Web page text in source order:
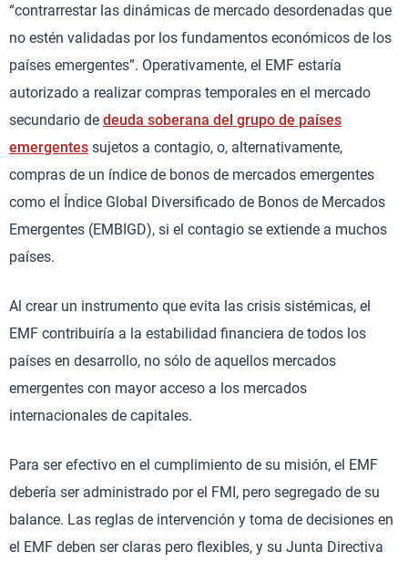
“contrarrestar las dinámicas de mercado desordenadas que
no estén validadas por los fundamentos económicos de los
países emergentes”. Operativamente, el EMF estaría
autorizado a realizar compras temporales en el mercado
secundario de deuda soberana del grupo de países
emergentes sujetos a contagio, o, alternativamente,
compras de un índice de bonos de mercados emergentes
como el Índice Global Diversificado de Bonos de Mercados
Emergentes (EMBIGD), si el contagio se extiende a muchos
países.
Al crear un instrumento que evita las crisis sistémicas, el
EMF contribuiría a la estabilidad financiera de todos los
países en desarrollo, no sólo de aquellos mercados
emergentes con mayor acceso a los mercados
internacionales de capitales.
Para ser efectivo en el cumplimiento de su misión, el EMF
debería ser administrado por el FMI, pero segregado de su
balance. Las reglas de intervención y toma de decisiones en
el EMF deben ser claras pero flexibles, y su Junta Directiva